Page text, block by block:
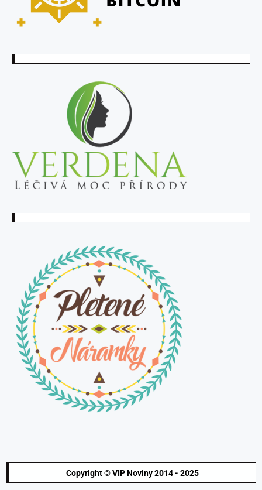
Copyright © VIP Noviny 2014 - 2025